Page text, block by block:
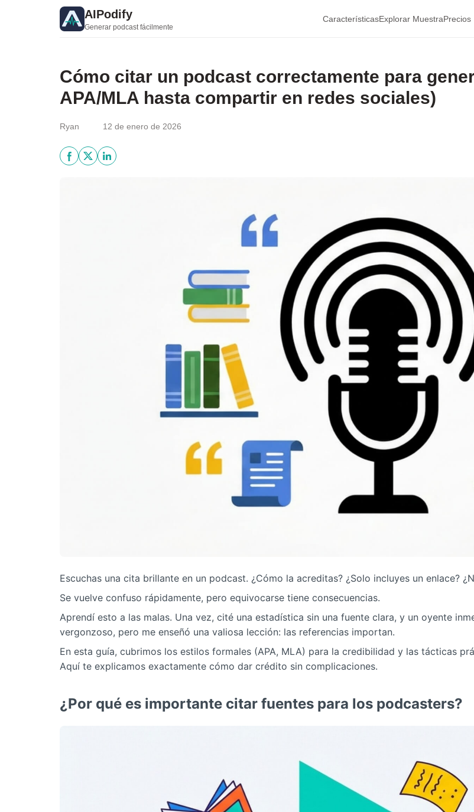
AIPodify
Generar podcast fácilmente
CaracterísticasExplorar MuestraPrecios
Cómo citar un podcast correctamente para
APA/MLA hasta compartir en redes sociales)
Ryan 12 de enero de 2026
Escuchas una cita brillante en un podcast. ¿Cómo la acreditas? ¿Solo incluyes un enlace?
Se vuelve confuso rápidamente, pero equivocarse tiene consecuencias.
Aprendí esto a las malas. Una vez, cité una estadística sin una fuente clara, y un oyente
vergonzoso, pero me enseñó una valiosa lección: las referencias importan.
En esta guía, cubrimos los estilos formales (APA, MLA) para la credibilidad y las tácticas
Aquí te explicamos exactamente cómo dar crédito sin complicaciones.
¿Por qué es importante citar fuentes para los podcasters?